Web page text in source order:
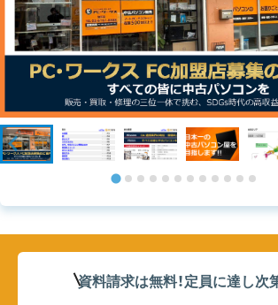
資料請求は無料！定員に達し次